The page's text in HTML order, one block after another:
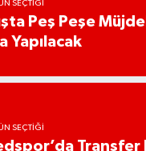
SEÇTIĞI
Peş Peşe
Yapılacak
SEÇTIĞI
Transfer